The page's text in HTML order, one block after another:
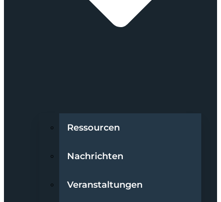
Ressourcen
Nachrichten
Veranstaltungen